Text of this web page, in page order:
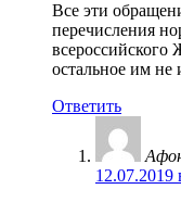
Все эти
перечисления
остальное им не
Ответить
12.07.2019